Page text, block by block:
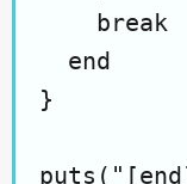
    break
  end
}